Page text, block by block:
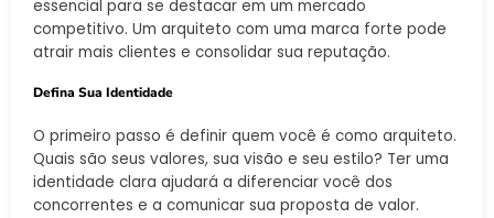
essencial para se destacar em um mercado
competitivo. Um arquiteto com uma marca forte pode
atrair mais clientes e consolidar sua reputação.
Defina Sua Identidade
O primeiro passo é definir quem você é como arquiteto.
Quais são seus valores, sua visão e seu estilo? Ter uma
identidade clara ajudará a diferenciar você dos
concorrentes e a comunicar sua proposta de valor.